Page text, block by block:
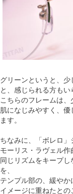
グリーンというと、少
と、感じられる方もい
こちらのフレームは、
肌になじみやすく、
ます。
ちなみに、「ボレロ」
モーリス・ラヴェル作
同じリズムをキープ
を、
テンプル部の、緩や
イメージに重ねたとの